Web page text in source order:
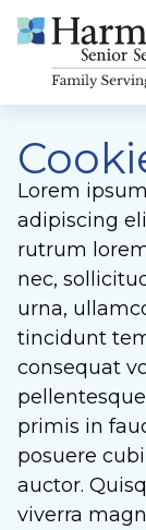
Lorem
adipiscing
rutrum
nec,
urna,
tincidunt
consequat
primis in
posuere
auctor.
viverra